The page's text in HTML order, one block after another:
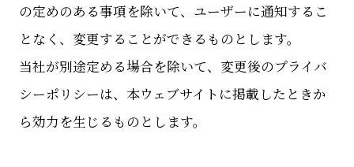
の定めのある事項を除いて、ユーザーに通知するこ
となく、変更することができるものとします。
当社が別途定める場合を除いて、変更後のプライバ
シーポリシーは、本ウェブサイトに掲載したときか
ら効力を生じるものとします。